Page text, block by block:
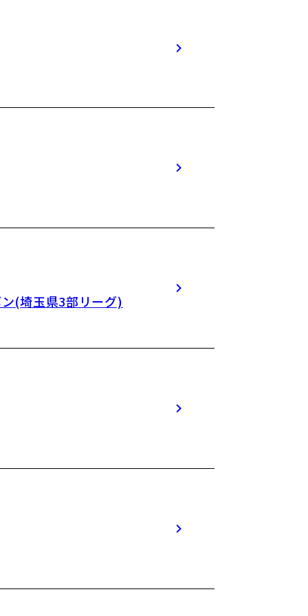
(埼玉県3部リーグ)